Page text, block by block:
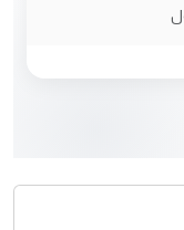
اصول عريقة